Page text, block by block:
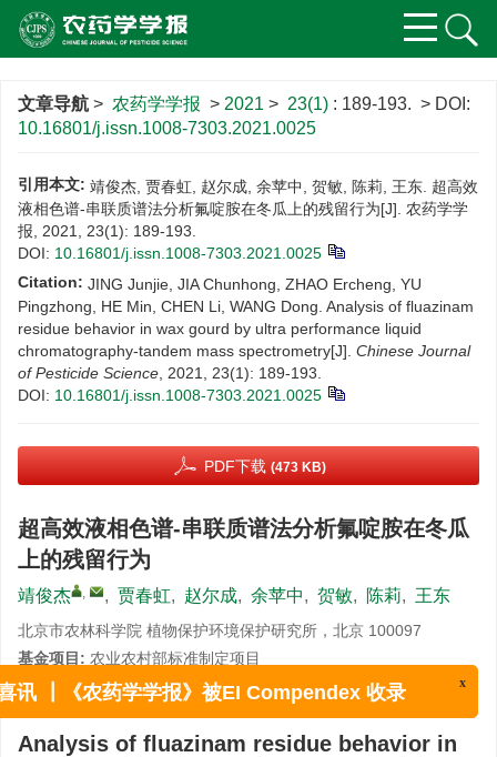
文章导航 > 农药学学报 > 2021 > 23(1) : 189-193. > DOI:
10.16801/j.issn.1008-7303.2021.0025
引用本文: 靖俊杰, 贾春虹, 赵尔成, 余苹中, 贺敏, 陈莉, 王东. 超高效
液相色谱-串联质谱法分析氟啶胺在冬瓜上的残留行为[J]. 农药学学
报, 2021, 23(1): 189-193.
DOI: 10.16801/j.issn.1008-7303.2021.0025
Citation: JING Junjie, JIA Chunhong, ZHAO Ercheng, YU
Pingzhong, HE Min, CHEN Li, WANG Dong. Analysis of fluazinam
residue behavior in wax gourd by ultra performance liquid
chromatography-tandem mass spectrometry[J]. Chinese Journal
of Pesticide Science , 2021, 23(1): 189-193.
DOI: 10.16801/j.issn.1008-7303.2021.0025
PDF下载 (473 KB)
超高效液相色谱-串联质谱法分析氟啶胺在冬瓜
上的残留行为
靖俊杰 , , 贾春虹, 赵尔成, 余苹中, 贺敏, 陈莉, 王东
北京市农林科学院 植物保护环境保护研究所，北京 100097
基金项目: 农业农村部标准制定项目
详细信息
Analysis of fluazinam residue behavior in
x
讯 ┃《农药学学报》被EI Compendex 收录